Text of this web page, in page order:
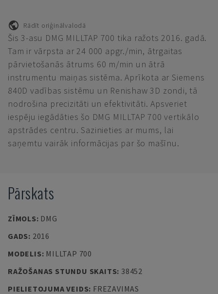
Rādīt oriģinālvalodā
Šis 3-asu DMG MILLTAP 700 tika ražots 2016. gadā.
Tam ir vārpsta ar 24 000 apgr./min, ātrgaitas
pārvietošanās ātrums 60 m/min un ātrā
instrumentu maiņas sistēma. Aprīkota ar Siemens
840D vadības sistēmu un Renishaw 3D zondi, tā
nodrošina precizitāti un efektivitāti. Apsveriet
iespēju iegādāties šo DMG MILLTAP 700 vertikālo
apstrādes centru. Sazinieties ar mums, lai
saņemtu vairāk informācijas par šo mašīnu.
Pārskats
ZĪMOLS: DMG
GADS: 2016
MODELIS: MILLTAP 700
RAŽOŠANAS STUNDU SKAITS: 38452
PIELIETOJUMA VEIDS: FREZAVIMAS